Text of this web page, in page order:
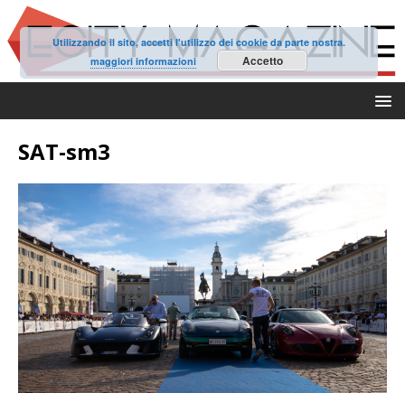
SAT-sm3
Utilizzando il sito, accetti l'utilizzo dei cookie da parte nostra.
maggiori informazioni
Accetto